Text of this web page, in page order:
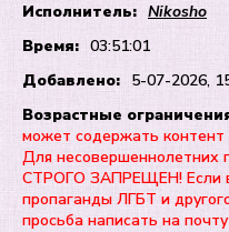
Исполнитель: Nikosho
Время: 03:51:01
Добавлено: 5-07-2026,
Возрастные
может содержать контент
Для несовершеннолетних
СТРОГО ЗАПРЕЩЕН! Если в
пропаганды ЛГБТ и
просьба написать на